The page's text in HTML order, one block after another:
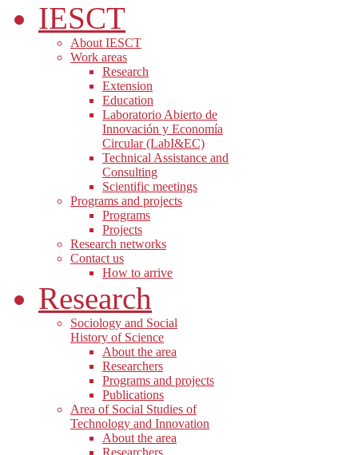
IESCT
About IESCT
Work areas
Research
Extension
Education
Laboratorio Abierto de
Innovación y Economía
Circular (LabI&EC)
Technical Assistance and
Consulting
Scientific meetings
Programs and projects
Programs
Projects
Research networks
Contact us
How to arrive
Research
Sociology and Social
History of Science
About the area
Researchers
Programs and projects
Publications
Area of Social Studies of
Technology and Innovation
About the area
Researchers